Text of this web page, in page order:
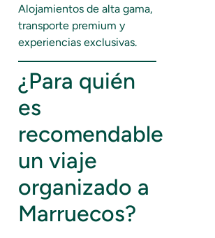
Alojamientos de alta gama,
transporte premium y
experiencias exclusivas.
¿Para quién
es
recomendable
un viaje
organizado a
Marruecos?